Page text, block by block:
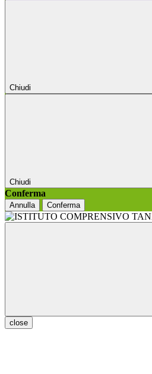
Chiudi
Chiudi
Conferma
Annulla Conferma
close